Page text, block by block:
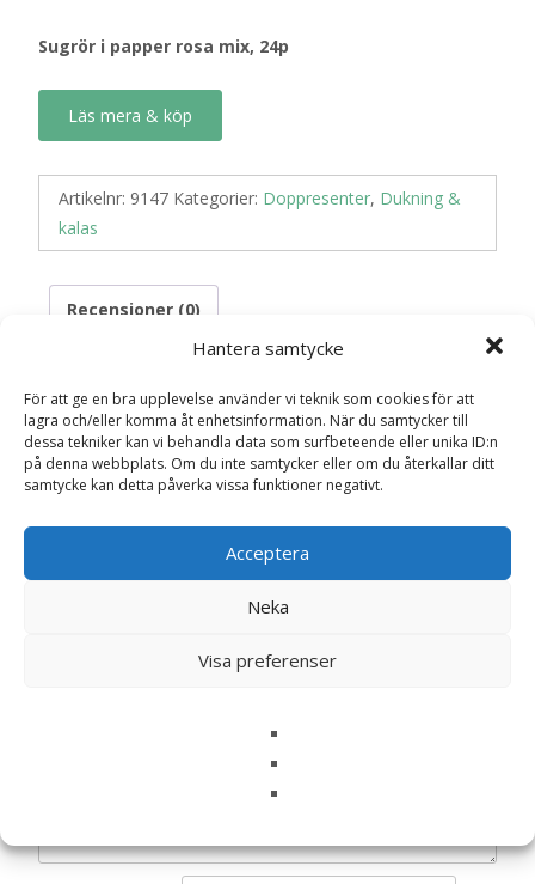
Hantera samtycke
För att ge en bra upplevelse använder vi teknik som cookies för att
lagra och/eller komma åt enhetsinformation. När du samtycker till
dessa tekniker kan vi behandla data som surfbeteende eller unika ID:n
på denna webbplats. Om du inte samtycker eller om du återkallar ditt
samtycke kan detta påverka vissa funktioner negativt.
Acceptera
Neka
Visa preferenser
Sugrör i papper rosa mix, 24p
Läs mera & köp
Artikelnr: 9147 Kategorier: Doppresenter, Dukning &
kalas
Recensioner (0)
Recensioner
Det finns inga recensioner än.
Bli först med att recensera ”Sugrör i
papper rosa mix, 24p”